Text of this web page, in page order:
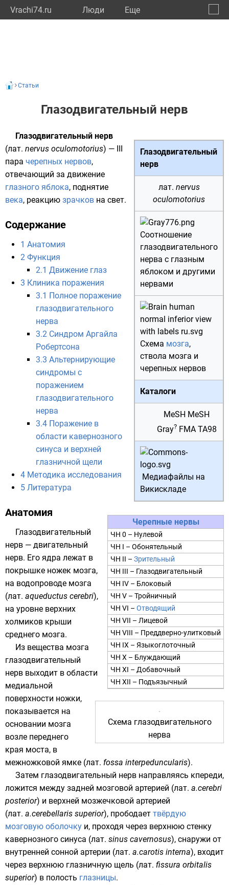
Vrachi74.ru Люди Eще
Статьи
Глазодвигательный нерв
Глазодвигательный
нерв
лат. nervus
oculomotorius
Соотношение
глазодвигательного
нерва с глазным
яблоком и другими
нервами
Схема мозга,
ствола мозга и
черепных нервов
Каталоги
MeSH MeSH
Gray? FMA TA98
Медиафайлы на
Викискладе
Черепные нервы
ЧН 0 – Нулевой
ЧН I – Обонятельный
ЧН II – Зрительный
ЧН III – Глазодвигательный
ЧН IV – Блоковый
ЧН V – Тройничный
ЧН VI – Отводящий
ЧН VII – Лицевой
ЧН VIII – Преддверно-улитковый
ЧН IX – Языкоглоточный
ЧН X – Блуждающий
ЧН XI – Добавочный
ЧН XII – Подъязычный
Схема глазодвигательного
нерва
Глазодвигательный нерв
(лат. nervus oculomotorius) — III
пара черепных нервов,
отвечающий за движение
глазного яблока, поднятие
века, реакцию зрачков на свет.
Содержание
1 Анатомия
2 Функция
2.1 Движение глаз
3 Клиника поражения
3.1 Полное поражение
глазодвигательного
нерва
3.2 Синдром Аргайла
Робертсона
3.3 Альтернирующие
синдромы с
поражением
глазодвигательного
нерва
3.4 Поражение в
области кавернозного
синуса и верхней
глазничной щели
4 Методика исследования
5 Литература
Анатомия
Глазодвигательный
нерв — двигательный
нерв. Его ядра лежат в
покрышке ножек мозга,
на водопроводе мозга
(лат. aqueductus cerebri),
на уровне верхних
холмиков крыши
среднего мозга.
Из вещества мозга
глазодвигательный
нерв выходит в области
медиальной
поверхности ножки,
показывается на
основании мозга
возле переднего
края моста, в
межножковой ямке (лат. fossa interpeduncularis).
Затем глазодвигательный нерв направляясь кпереди,
ложится между задней мозговой артерией (лат. a.cerebri
posterior) и верхней мозжечковой артерией
(лат. a.cerebellaris superior), прободает твёрдую
мозговую оболочку и, проходя через верхнюю стенку
кавернозного синуса (лат. sinus cavernosus), снаружи от
внутренней сонной артерии (лат. a.carotis interna), входит
через верхнюю глазничную щель (лат. fissura orbitalis
superior) в полость глазницы.